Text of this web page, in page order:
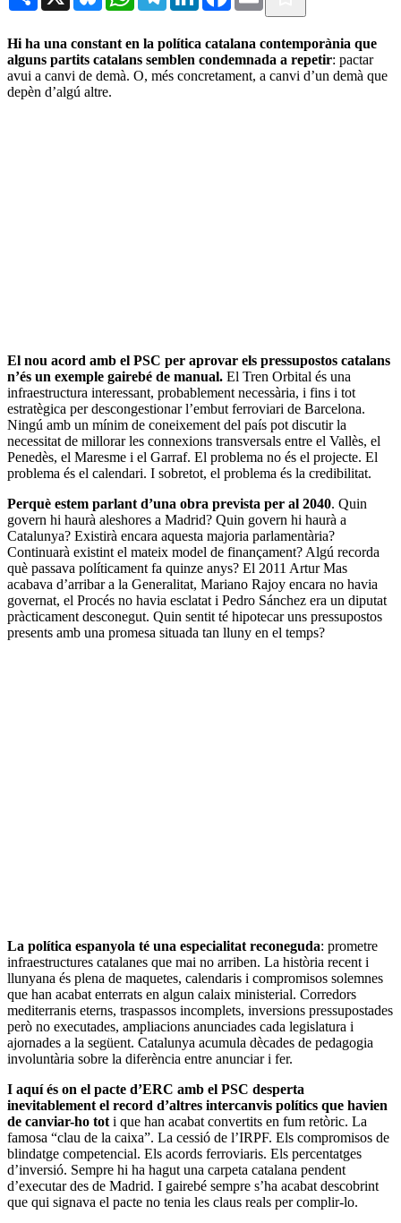
Hi ha una constant en la política catalana contemporània que
alguns partits catalans semblen condemnada a repetir: pactar
avui a canvi de demà. O, més concretament, a canvi d’un demà que
depèn d’algú altre.
El nou acord amb el PSC per aprovar els pressupostos catalans
n’és un exemple gairebé de manual. El Tren Orbital és una
infraestructura interessant, probablement necessària, i fins i tot
estratègica per descongestionar l’embut ferroviari de Barcelona.
Ningú amb un mínim de coneixement del país pot discutir la
necessitat de millorar les connexions transversals entre el Vallès, el
Penedès, el Maresme i el Garraf. El problema no és el projecte. El
problema és el calendari. I sobretot, el problema és la credibilitat.
Perquè estem parlant d’una obra prevista per al 2040. Quin
govern hi haurà aleshores a Madrid? Quin govern hi haurà a
Catalunya? Existirà encara aquesta majoria parlamentària?
Continuarà existint el mateix model de finançament? Algú recorda
què passava políticament fa quinze anys? El 2011 Artur Mas
acabava d’arribar a la Generalitat, Mariano Rajoy encara no havia
governat, el Procés no havia esclatat i Pedro Sánchez era un diputat
pràcticament desconegut. Quin sentit té hipotecar uns pressupostos
presents amb una promesa situada tan lluny en el temps?
La política espanyola té una especialitat reconeguda: prometre
infraestructures catalanes que mai no arriben. La història recent i
llunyana és plena de maquetes, calendaris i compromisos solemnes
que han acabat enterrats en algun calaix ministerial. Corredors
mediterranis eterns, traspassos incomplets, inversions pressupostades
però no executades, ampliacions anunciades cada legislatura i
ajornades a la següent. Catalunya acumula dècades de pedagogia
involuntària sobre la diferència entre anunciar i fer.
I aquí és on el pacte d’ERC amb el PSC desperta
inevitablement el record d’altres intercanvis polítics que havien
de canviar-ho tot i que han acabat convertits en fum retòric. La
famosa “clau de la caixa”. La cessió de l’IRPF. Els compromisos de
blindatge competencial. Els acords ferroviaris. Els percentatges
d’inversió. Sempre hi ha hagut una carpeta catalana pendent
d’executar des de Madrid. I gairebé sempre s’ha acabat descobrint
que qui signava el pacte no tenia les claus reals per complir-lo.